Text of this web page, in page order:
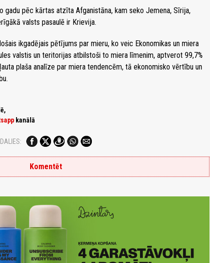
gadu pēc kārtas atzīta Afganistāna, kam seko Jemena, Sīrija,
valsts pasaulē ir Krievija.
ikgadējais pētījums par mieru, ko veic Ekonomikas un miera
valstis un teritorijas atbilstoši to miera līmenim, aptverot 99,7%
plaša analīze par miera tendencēm, tā ekonomisko vērtību un
kanālā
DALIES:
Komentēt